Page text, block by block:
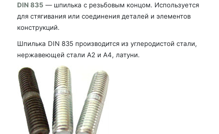
DIN 835 — шпилька с резьбовым концом. Используется
для стягивания или соединения деталей и элементов
конструкций.
Шпилька DIN 835 производится из углеродистой стали,
нержавеющей стали А2 и А4, латуни.